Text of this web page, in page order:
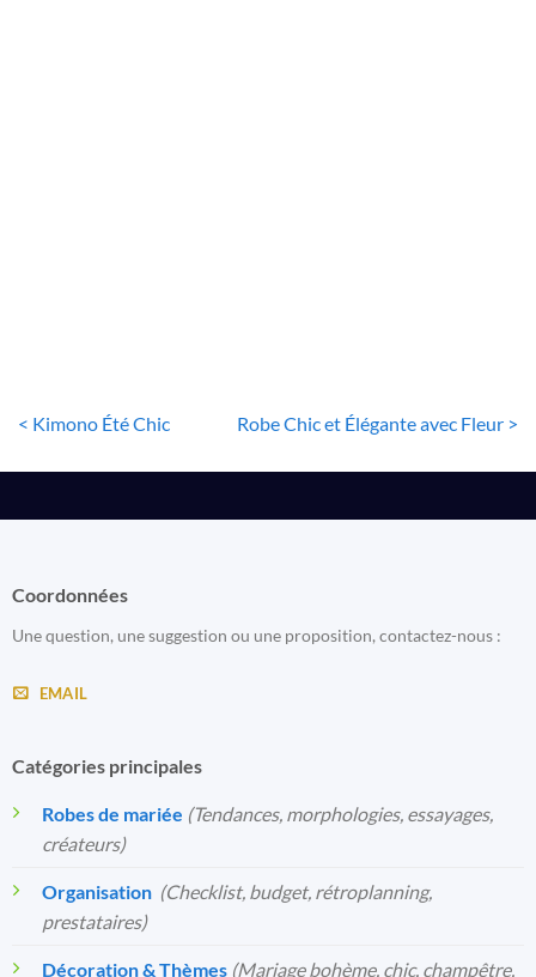
< Kimono Été Chic Robe Chic et Élégante avec Fleur >
Coordonnées
Une question, une suggestion ou une proposition, contactez-nous :
EMAIL
Catégories principales
Robes de mariée (Tendances, morphologies, essayages,
créateurs)
Organisation️ (Checklist, budget, rétroplanning,
prestataires)
Décoration & Thèmes (Mariage bohème, chic, champêtre,